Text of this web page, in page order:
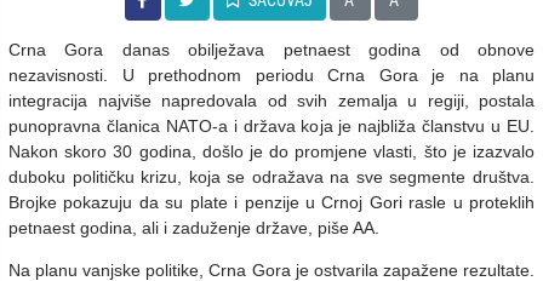
Crna Gora danas obilježava petnaest godina od obnove
nezavisnosti. U prethodnom periodu Crna Gora je na planu
integracija najviše napredovala od svih zemalja u regiji, postala
punopravna članica NATO-a i država koja je najbliža članstvu u EU.
Nakon skoro 30 godina, došlo je do promjene vlasti, što je izazvalo
duboku političku krizu, koja se odražava na sve segmente društva.
Brojke pokazuju da su plate i penzije u Crnoj Gori rasle u proteklih
petnaest godina, ali i zaduženje države, piše AA.
Na planu vanjske politike, Crna Gora je ostvarila zapažene rezultate.